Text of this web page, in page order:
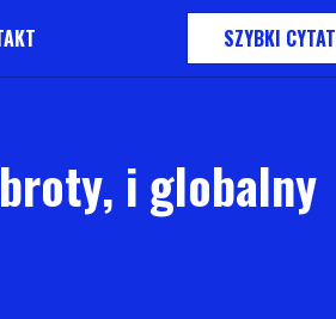
SZYBKI CYTAT
i globalny